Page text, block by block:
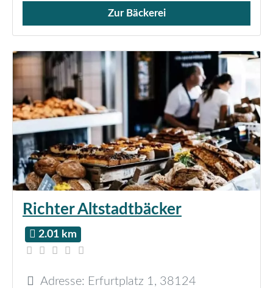
Verkauf von Brötchen,
Zur Bäckerei
Richter Altstadtbäcker
2.01 km
Adresse: Erfurtplatz 1 , 38124